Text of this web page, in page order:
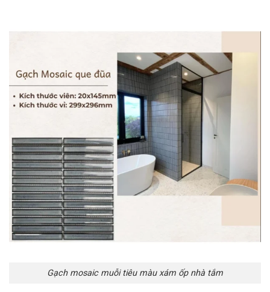
Gạch mosaic muỗi tiêu màu xám ốp nhà tắm